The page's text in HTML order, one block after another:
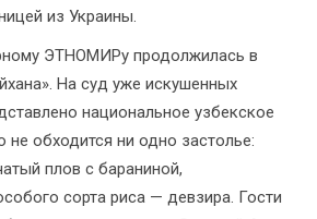
из Украины.
ЭТНОМИРу продолжилась в
На суд уже искушенных
национальное узбекское
обходится ни одно застолье:
плов с бараниной,
сорта риса — девзира. Гости